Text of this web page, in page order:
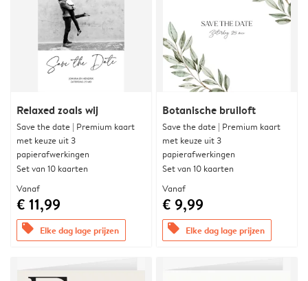
Relaxed zoals wij
Save the date | Premium kaart
met keuze uit 3
papierafwerkingen
Set van 10 kaarten
Vanaf
€ 11,99
offers Elke dag lage prijzen
Botanische bruiloft
Save the date | Premium kaart
met keuze uit 3
papierafwerkingen
Set van 10 kaarten
Vanaf
€ 9,99
offers Elke dag lage prijzen